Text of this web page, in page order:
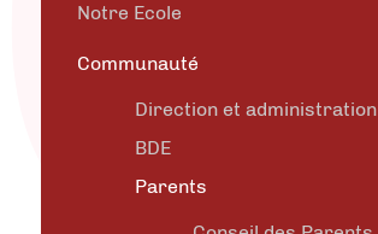
Notre Ecole
Communauté
Direction et administration
BDE
Parents